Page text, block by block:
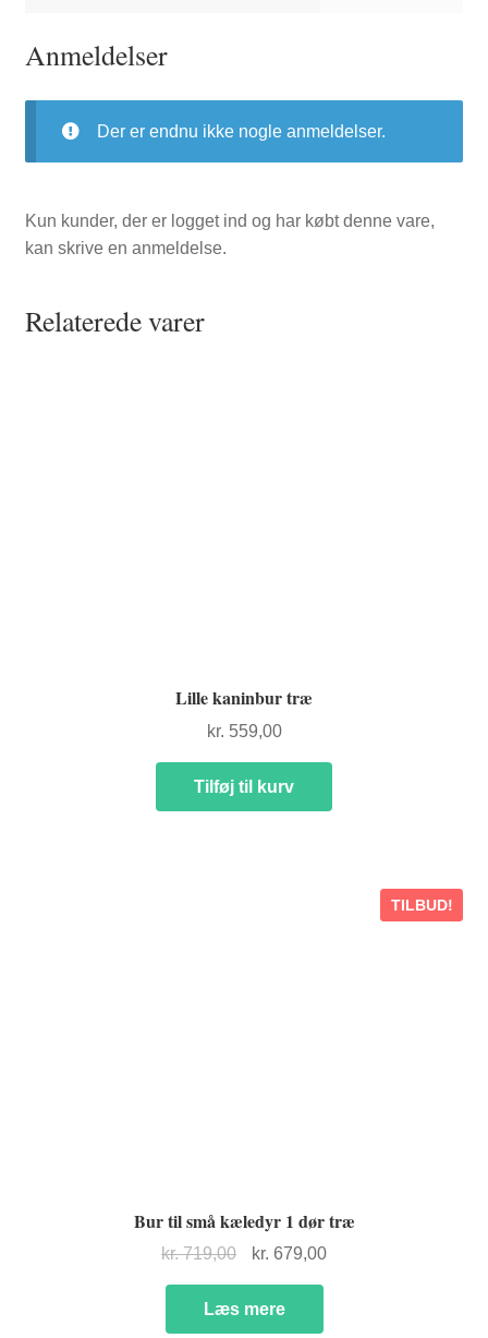
Anmeldelser
Der er endnu ikke nogle anmeldelser.
Kun kunder, der er logget ind og har købt denne vare,
kan skrive en anmeldelse.
Relaterede varer
Lille kaninbur træ
kr. 559,00
Tilføj til kurv
Bur til små kæledyr 1 dør træ
TILBUD!
kr.719,00
Den
pris
kr. 679,00Den
Læs mere